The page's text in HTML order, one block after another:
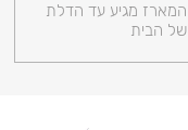
המארז מגיע עד הדלת
של הבית